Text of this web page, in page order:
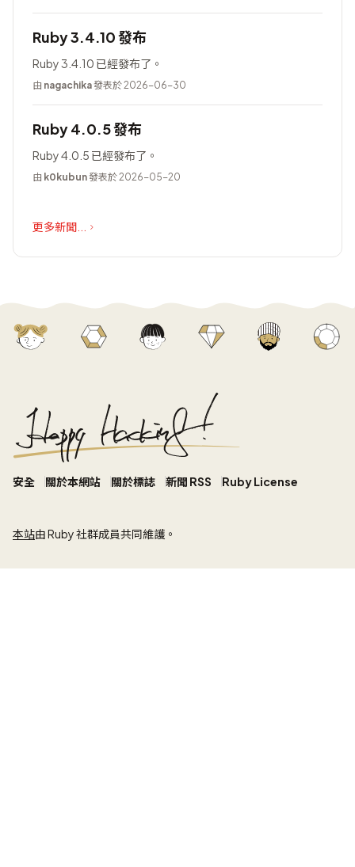
Ruby 3.4.10 發布
Ruby 3.4.10 已經發布了。
由 nagachika發表於 2026-06-30
Ruby 4.0.5 發布
Ruby 4.0.5 已經發布了。
由 k0kubun發表於 2026-05-20
更多新聞...
安全 關於本網站 關於標誌 新聞 RSS Ruby License
本站由 Ruby 社群成員共同維護。